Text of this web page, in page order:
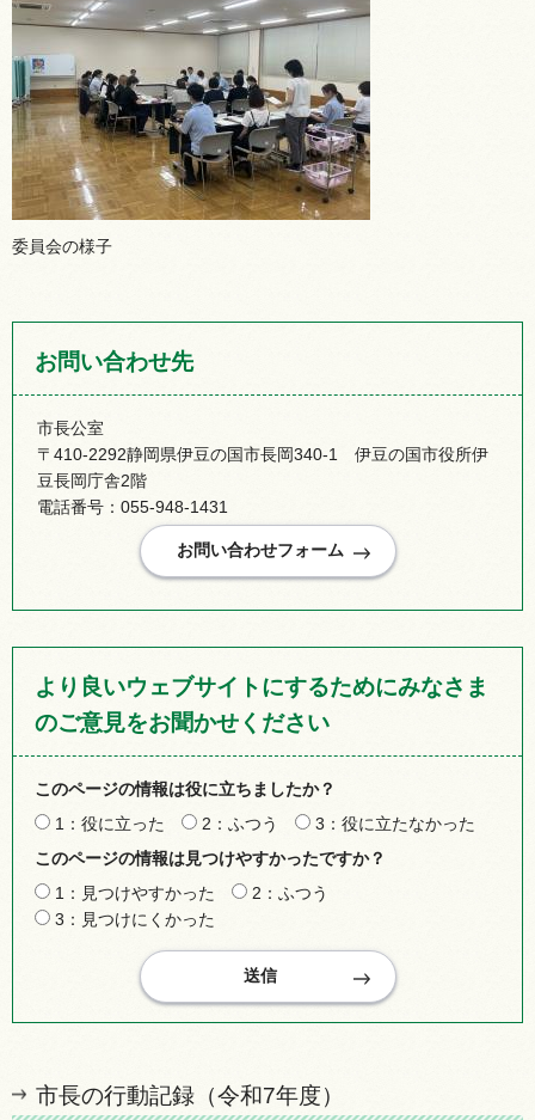
委員会の様子
お問い合わせ先
市長公室
〒410-2292静岡県伊豆の国市長岡340-1 伊豆の国市役所伊
豆長岡庁舎2階
電話番号：055-948-1431
より良いウェブサイトにするためにみなさま
のご意見をお聞かせください
このページの情報は役に立ちましたか？
1：役に立った
2：ふつう
3：役に立たなかった
このページの情報は見つけやすかったですか？
1：見つけやすかった
2：ふつう
3：見つけにくかった
市長の行動記録（令和7年度）